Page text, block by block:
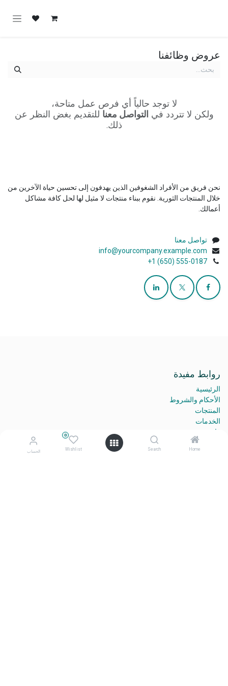
Home
Search
0
Wishlist الحساب
عروض وظائفنا
لا توجد حالياً أي فرص عمل متاحة،
ولكن لا تتردد في التواصل معنا للتقديم بغض النظر عن
ذلك.
نحن فريق من الأفراد الشغوفين الذين يهدفون إلى تحسين حياة الآخرين من
خلال المنتجات الثورية. نقوم ببناء منتجات لا مثيل لها لحل كافة مشاكل
أعمالك.
تواصل معنا
info@yourcompany.example.com
+1 (650) 555-0187
روابط مفيدة
الرئيسية
الأحكام والشروط
المنتجات
الخدمات
قانوني
تواصل معنا